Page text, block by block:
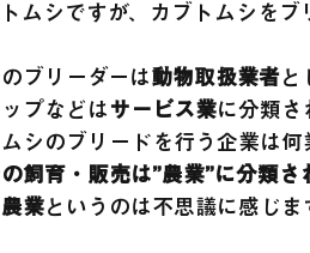
ムシですが、カブトムシを
ブリーダーは動物取扱業者と
プなどは サービス業に分類さ
シのブリードを行う企業は
飼育・販売は”農業”に分類さ
農業というのは不思議に感じ